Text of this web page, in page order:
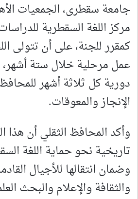
جامعة سقطرى، الجمعيات
مركز اللغة السقطرية
كمقرر للجنة، على أن تتولى
عمل مرحلية خلال ستة أشهر،
دورية كل ثلاثة أشهر
الإنجاز والمعوقات.
وأكد المحافظ الثقلي أن هذا
تاريخية نحو حماية اللغة
وضمان انتقالها للأجيال
والثقافة والإعلام والبحث